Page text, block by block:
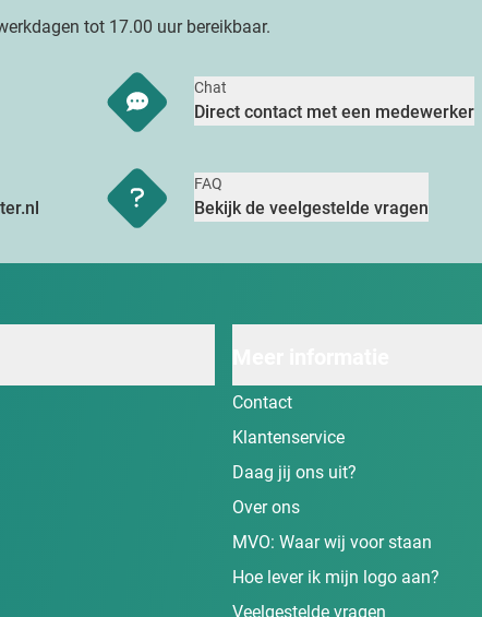
tot 17.00 uur bereikbaar.
Chat
Direct contact met een medewerker
FAQ
Bekijk de veelgestelde vragen
Contact
Klantenservice
Daag jij ons uit?
Over ons
MVO: Waar wij voor staan
Hoe lever ik mijn logo aan?
Veelgestelde vragen